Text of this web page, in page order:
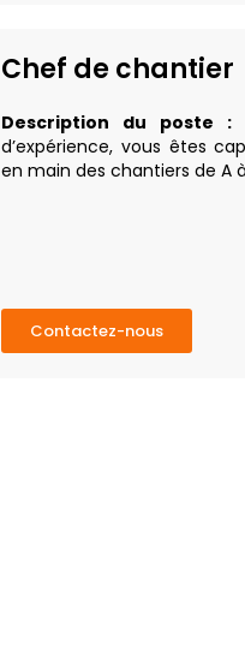
Chef de chantier
Description du poste :
d’expérience, vous êtes
en main des chantiers de A
Contactez-nous